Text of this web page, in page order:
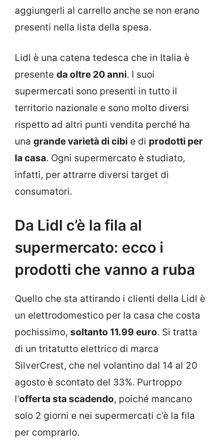
aggiungerli al carrello anche se non erano
presenti nella lista della spesa.
Lidl è una catena tedesca che in Italia è
presente da oltre 20 anni. I suoi
supermercati sono presenti in tutto il
territorio nazionale e sono molto diversi
rispetto ad altri punti vendita perché ha
una grande varietà di cibi e di prodotti per
la casa. Ogni supermercato è studiato,
infatti, per attrarre diversi target di
consumatori.
Da Lidl c’è la fila al
supermercato: ecco i
prodotti che vanno a ruba
Quello che sta attirando i clienti della Lidl è
un elettrodomestico per la casa che costa
pochissimo, soltanto 11.99 euro. Si tratta
di un tritatutto elettrico di marca
SilverCrest, che nel volantino dal 14 al 20
agosto è scontato del 33%. Purtroppo
l’offerta sta scadendo, poiché mancano
solo 2 giorni e nei supermercati c’è la fila
per comprarlo.